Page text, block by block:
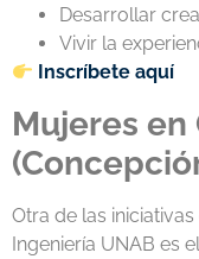
Desarrollar
Vivir la
Inscríbete aquí
Mujeres en
Otra de las
Ingeniería UNAB es